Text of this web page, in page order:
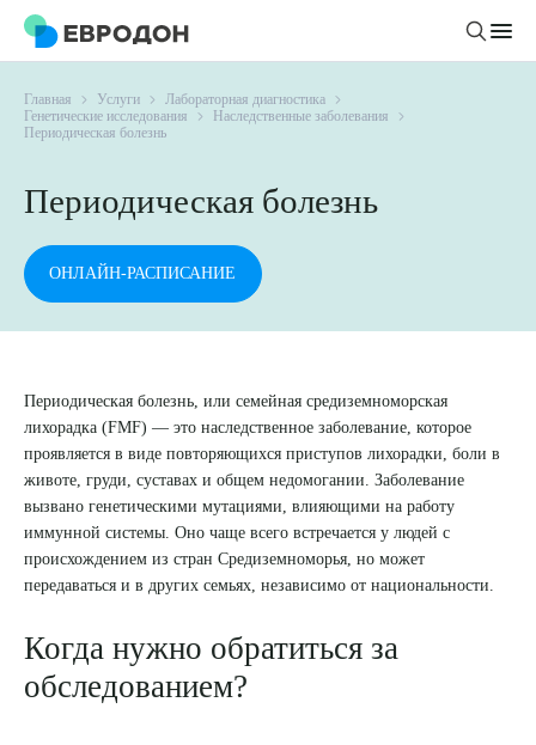
Личный кабинет
О компании
Новости
Статьи
Руководство клиники
Правовая информация
Политика конфиденциальности
Пользовательское соглашение
Врачи
Услуги и цены
Инструментальная диагностика
Хирургический стационар
Подготовка к анализам
Подготовка к диагностике
ДМС
Акции
Филиалы
8 (863) 309-05-06
ЗАКАЗАТЬ ЗВОНОК
Главная Услуги
Лабораторная диагностика
Генетические исследования
Наследственные заболевания
Периодическая болезнь
Периодическая болезнь
ОНЛАЙН-РАСПИСАНИЕ
Периодическая болезнь, или семейная средиземноморская
лихорадка (FMF) — это наследственное заболевание, которое
проявляется в виде повторяющихся приступов лихорадки, боли в
животе, груди, суставах и общем недомогании. Заболевание
вызвано генетическими мутациями, влияющими на работу
иммунной системы. Оно чаще всего встречается у людей с
происхождением из стран Средиземноморья, но может
передаваться и в других семьях, независимо от национальности.
Когда нужно обратиться за
обследованием?